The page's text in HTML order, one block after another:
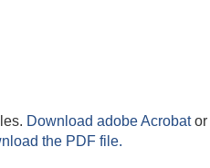
Download adobe Acrobator
the PDF file.